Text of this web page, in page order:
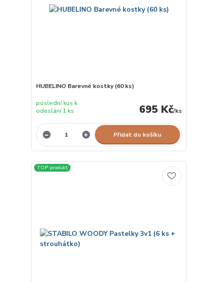
HUBELINO Barevné kostky (60 ks)
695 Kč/ks
poslední kus k
odeslání 1 ks
Přidat do košíku
TOP produkt